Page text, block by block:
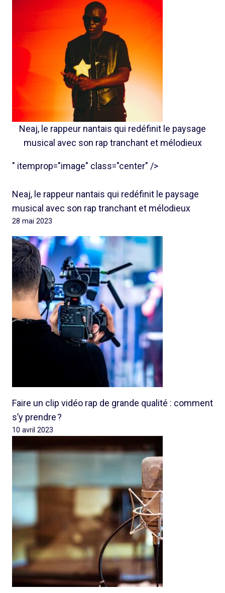
Neaj, le rappeur nantais qui redéfinit le paysage
musical avec son rap tranchant et mélodieux
" itemprop="image" class="center" />
Neaj, le rappeur nantais qui redéfinit le paysage
musical avec son rap tranchant et mélodieux
28 mai 2023
Faire un clip vidéo rap de grande qualité : comment
s’y prendre ?
10 avril 2023